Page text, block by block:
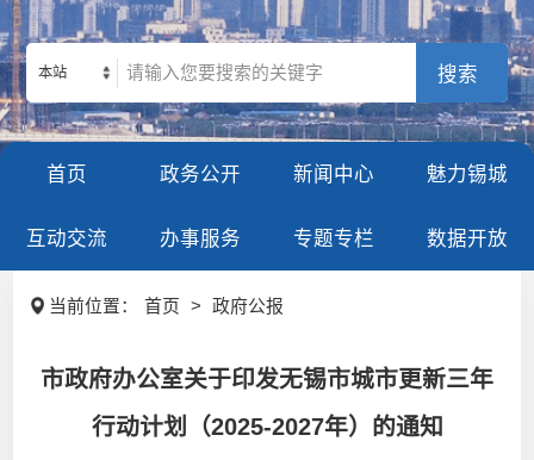
本站
首页 政务公开 新闻中心 魅力锡城
互动交流 办事服务 专题专栏 数据开放
当前位置： 首页 > 政府公报
市政府办公室关于印发无锡市城市更新三年
行动计划（2025-2027年）的通知